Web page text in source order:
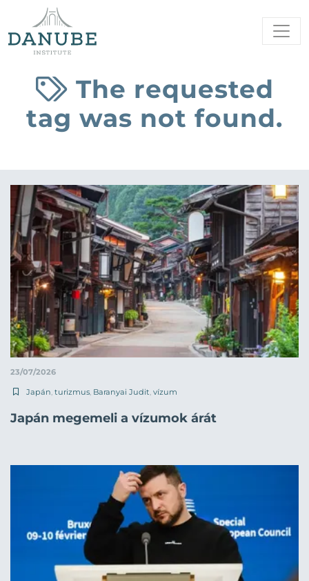
The requested
tag was not found.
23/07/2026
Japán turizmus Baranyai Judit vízum
Japán megemeli a vízumok árát